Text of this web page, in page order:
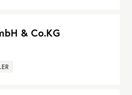
& Co.KG